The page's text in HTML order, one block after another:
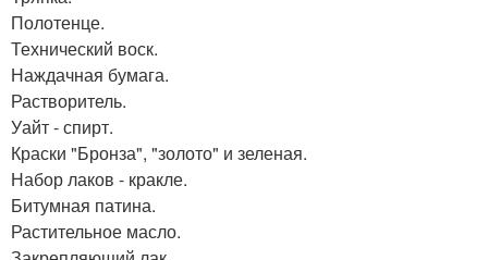
Полотенце.
Технический воск.
Наждачная бумага.
Растворитель.
Уайт - спирт.
Краски "Бронза", "золото" и зеленая.
Набор лаков - кракле.
Битумная патина.
Растительное масло.